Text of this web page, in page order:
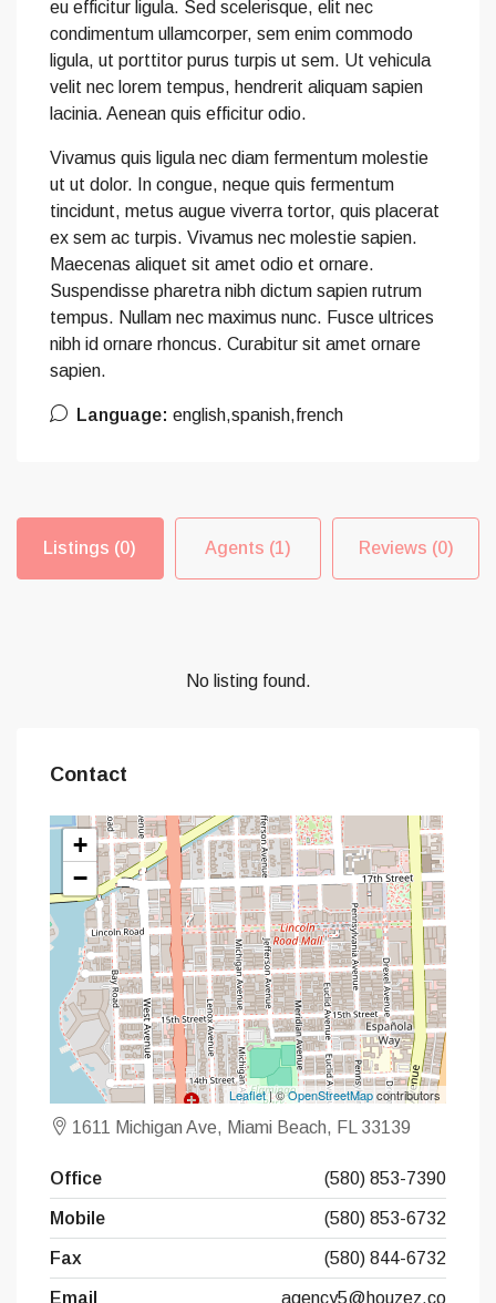
eu efficitur ligula. Sed scelerisque, elit nec
condimentum ullamcorper, sem enim commodo
ligula, ut porttitor purus turpis ut sem. Ut vehicula
velit nec lorem tempus, hendrerit aliquam sapien
lacinia. Aenean quis efficitur odio.
Vivamus quis ligula nec diam fermentum molestie
ut ut dolor. In congue, neque quis fermentum
tincidunt, metus augue viverra tortor, quis placerat
ex sem ac turpis. Vivamus nec molestie sapien.
Maecenas aliquet sit amet odio et ornare.
Suspendisse pharetra nibh dictum sapien rutrum
tempus. Nullam nec maximus nunc. Fusce ultrices
nibh id ornare rhoncus. Curabitur sit amet ornare
sapien.
Language: english,spanish,french
Listings (0) Agents (1) Reviews (0)
No listing found.
Contact
+
−
Leaflet| ©OpenStreetMapcontributors
1611 Michigan Ave, Miami Beach, FL 33139
Office (580) 853-7390
Mobile (580) 853-6732
Fax (580) 844-6732
Email agency5@houzez.co